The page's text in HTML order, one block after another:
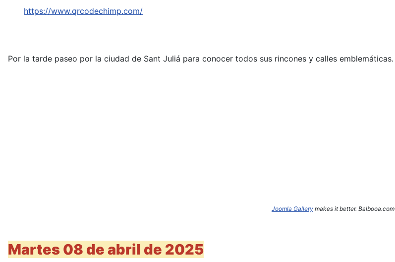
https://www.qrcodechimp.com/
Por la tarde paseo por la ciudad de Sant Juliá para conocer todos sus rincones y calles emblemáticas.
Joomla Gallery makes it better. Balbooa.com
Martes 08 de abril de 2025